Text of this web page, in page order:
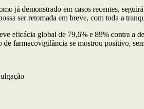
já demonstrado em casos recentes,
ser retomada em breve, com toda a
eficácia global de 79,6% e 89% contra a
farmacovigilância se mostrou positivo,